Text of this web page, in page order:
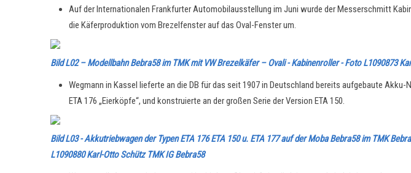
Auf der Internationalen Frankfurter Automobilausstellung im Juni wurde der Messerschmitt
die Käferproduktion vom Brezelfenster auf das Oval-Fenster um.
Bild L02 – Modellbahn Bebra58 im TMK mit VW Brezelkäfer – Ovali - Kabinenroller - Foto L1090873
Wegmann in Kassel lieferte an die DB für das seit 1907 in Deutschland bereits aufgebaute
ETA 176 „Eierköpfe“, und konstruierte an der großen Serie der Version ETA 150.
Bild L03 - Akkutriebwagen der Typen ETA 176 ETA 150 u. ETA 177 auf der Moba Bebra58 im TMK
L1090880 Karl-Otto Schütz TMK IG Bebra58